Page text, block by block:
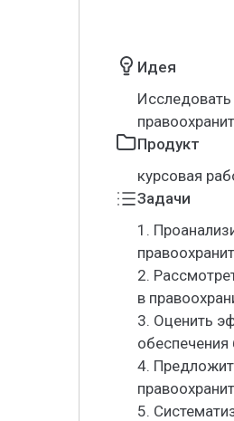
Идея
Продукт
курсовая
Задачи
1.
2.
в
3. Оценить
обеспечения
4.
5.